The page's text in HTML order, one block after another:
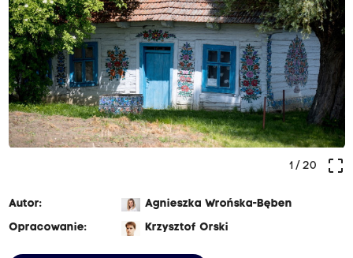
crop_free
1/ 20
Autor:
Agnieszka Wrońska-Bęben
Opracowanie:
Krzysztof Orski